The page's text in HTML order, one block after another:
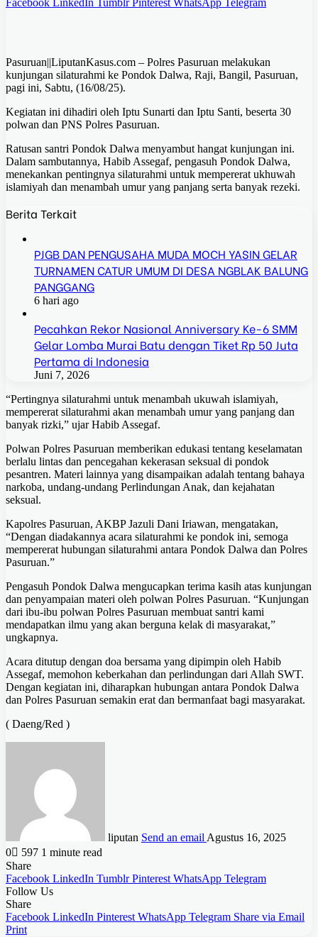
Facebook LinkedIn Tumblr Pinterest WhatsApp Telegram
Pasuruan||LiputanKasus.com – Polres Pasuruan melakukan
kunjungan silaturahmi ke Pondok Dalwa, Raji, Bangil, Pasuruan,
pagi ini, Sabtu, (16/08/25).
Kegiatan ini dihadiri oleh Iptu Sunarti dan Iptu Santi, beserta 30
polwan dan PNS Polres Pasuruan.
Ratusan santri Pondok Dalwa menyambut hangat kunjungan ini.
Dalam sambutannya, Habib Assegaf, pengasuh Pondok Dalwa,
menekankan pentingnya silaturahmi untuk mempererat ukhuwah
islamiyah dan menambah umur yang panjang serta banyak rezeki.
Berita Terkait
PJGB DAN PENGUSAHA MUDA MOCH YASIN GELAR
TURNAMEN CATUR UMUM DI DESA NGBLAK BALUNG
PANGGANG
6 hari ago
Pecahkan Rekor Nasional Anniversary Ke-6 SMM
Gelar Lomba Murai Batu dengan Tiket Rp 50 Juta
Pertama di Indonesia
Juni 7, 2026
“Pertingnya silaturahmi untuk menambah ukuwah islamiyah,
mempererat silaturahmi akan menambah umur yang panjang dan
banyak rizki,” ujar Habib Assegaf.
Polwan Polres Pasuruan memberikan edukasi tentang keselamatan
berlalu lintas dan pencegahan kekerasan seksual di pondok
pesantren. Materi lainnya yang disampaikan adalah tentang bahaya
narkoba, undang-undang Perlindungan Anak, dan kejahatan
seksual.
Kapolres Pasuruan, AKBP Jazuli Dani Iriawan, mengatakan,
“Dengan diadakannya acara silaturahmi ke pondok ini, semoga
mempererat hubungan silaturahmi antara Pondok Dalwa dan Polres
Pasuruan.”
Pengasuh Pondok Dalwa mengucapkan terima kasih atas kunjungan
dan penyampaian materi oleh polwan Polres Pasuruan. “Kunjungan
dari ibu-ibu polwan Polres Pasuruan membuat santri kami
mendapatkan ilmu yang akan berguna kelak di masyarakat,”
ungkapnya.
Acara ditutup dengan doa bersama yang dipimpin oleh Habib
Assegaf, memohon keberkahan dan perlindungan dari Allah SWT.
Dengan kegiatan ini, diharapkan hubungan antara Pondok Dalwa
dan Polres Pasuruan semakin erat dan bermanfaat bagi masyarakat.
( Daeng/Red )
liputan Send an email Agustus 16, 2025
0
597 1 minute read
Share
Facebook LinkedIn Tumblr Pinterest WhatsApp Telegram
Follow Us
Share
Facebook LinkedIn Pinterest WhatsApp Telegram Share via Email
Print